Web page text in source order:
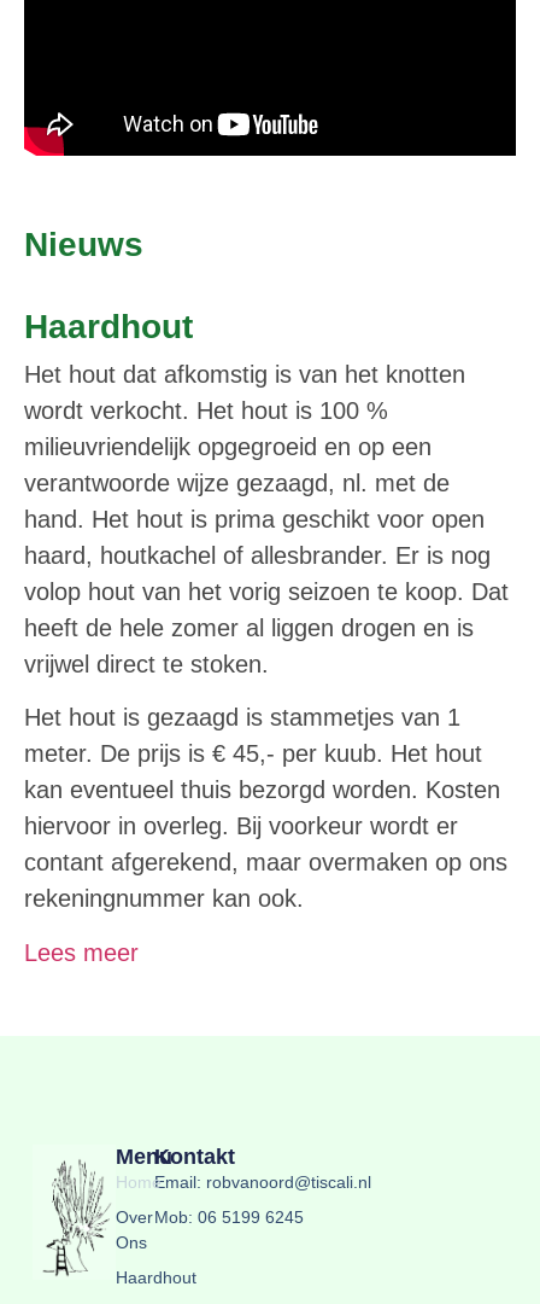
Nieuws
Haardhout
Het hout dat afkomstig is van het knotten
wordt verkocht. Het hout is 100 %
milieuvriendelijk opgegroeid en op een
verantwoorde wijze gezaagd, nl. met de
hand. Het hout is prima geschikt voor open
haard, houtkachel of allesbrander. Er is nog
volop hout van het vorig seizoen te koop. Dat
heeft de hele zomer al liggen drogen en is
vrijwel direct te stoken.
Het hout is gezaagd is stammetjes van 1
meter. De prijs is € 45,- per kuub. Het hout
kan eventueel thuis bezorgd worden. Kosten
hiervoor in overleg. Bij voorkeur wordt er
contant afgerekend, maar overmaken op ons
rekeningnummer kan ook.
Lees meer
Menu
Home
Over
Ons
Haardhout
Kontakt
Email: robvanoord@tiscali.nl
Mob: 06 5199 6245